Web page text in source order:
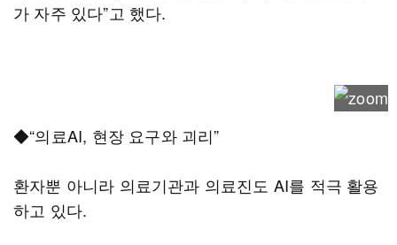
가 자주 있다”고 했다.
◆“의료AI, 현장 요구와 괴리”
환자뿐 아니라 의료기관과 의료진도 AI를 적극 활용
하고 있다.